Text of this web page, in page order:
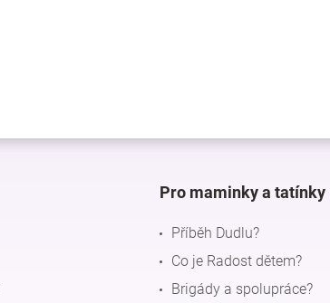
Pro maminky a tatínky
Příběh Dudlu?
Co je Radost dětem?
Brigády a spolupráce?